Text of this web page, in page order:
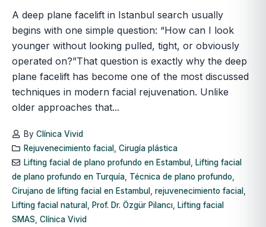
A deep plane facelift in Istanbul search usually
begins with one simple question: “How can I look
younger without looking pulled, tight, or obviously
operated on?”That question is exactly why the deep
plane facelift has become one of the most discussed
techniques in modern facial rejuvenation. Unlike
older approaches that...
By Clínica Vivid
Rejuvenecimiento facial, Cirugía plástica
Lifting facial de plano profundo en Estambul, Lifting facial
de plano profundo en Turquía Técnica de plano profundo
Cirujano de lifting facial en Estambul rejuvenecimiento facial
Lifting facial natural Prof. Dr. Özgür Pilancı Lifting facial
SMAS Clínica Vivid